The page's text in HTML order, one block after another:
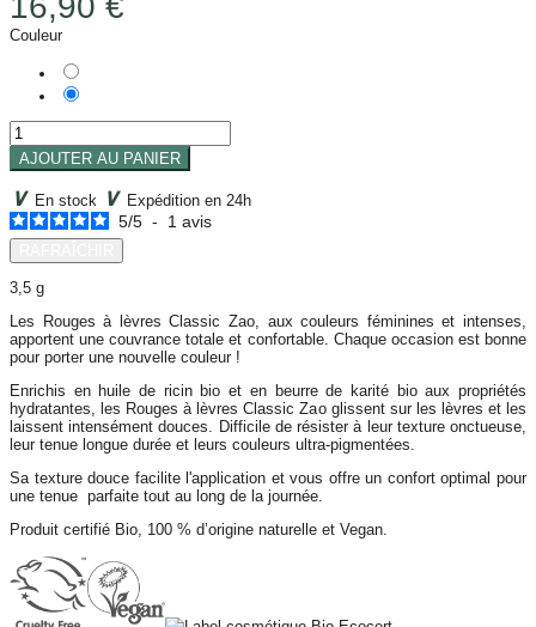
Couleur
AJOUTER AU PANIER
∨ En stock ∨ Expédition en 24h
5/5 - 1 avis
3,5 g
Les Rouges à lèvres Classic Zao, aux couleurs féminines et intenses,
apportent une couvrance totale et confortable. Chaque occasion est bonne
pour porter une nouvelle couleur !
Enrichis en huile de ricin bio et en beurre de karité bio aux propriétés
hydratantes, les Rouges à lèvres Classic Zao glissent sur les lèvres et les
laissent intensément douces. Difficile de résister à leur texture onctueuse,
leur tenue longue durée et leurs couleurs ultra-pigmentées.
Sa texture douce facilite l'application et vous offre un confort optimal pour
une tenue parfaite tout au long de la journée.
Produit certifié Bio, 100 % d’origine naturelle et Vegan.